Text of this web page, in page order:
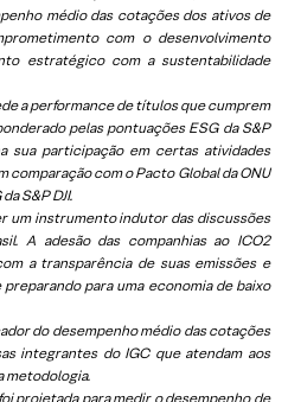
médio das cotações dos ativos de
com o desenvolvimento
estratégico com a sustentabilidade
a performance de títulos que cumprem
pelas pontuações ESG da S&P
sua participação em certas atividades
comparação com o Pacto Global da ONU
S&P DJI.
um instrumento indutor das discussões
A adesão das companhias ao ICO2
a transparência de suas emissões e
para uma economia de baixo
do desempenho médio das cotações
integrantes do IGC que atendam aos
metodologia.
projetada para medir o desempenho de